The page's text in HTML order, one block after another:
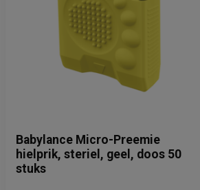
Babylance Micro-Preemie
hielprik, steriel, geel, doos 50
stuks